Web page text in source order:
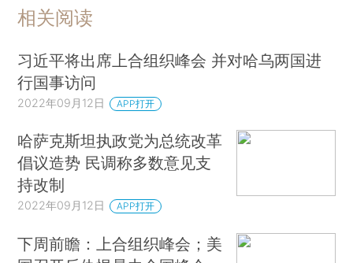
相关阅读
习近平将出席上合组织峰会 并对哈乌两国进
行国事访问
2022年09月12日 APP打开
哈萨克斯坦执政党为总统改革
倡议造势 民调称多数意见支
持改制
2022年09月12日 APP打开
下周前瞻：上合组织峰会；美